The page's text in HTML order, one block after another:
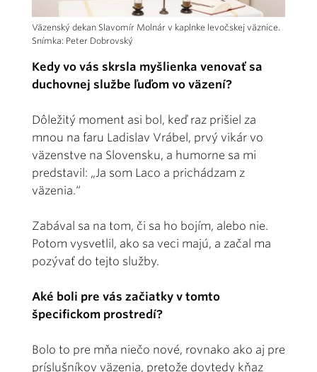
Väzenský dekan Slavomír Molnár v kaplnke levočskej väznice.
Snímka: Peter Dobrovský
Kedy vo vás skrsla myšlienka venovať sa
duchovnej službe ľuďom vo väzení?
Dôležitý moment asi bol, keď raz prišiel za
mnou na faru Ladislav Vrábel, prvý vikár vo
väzenstve na Slovensku, a humorne sa mi
predstavil: „Ja som Laco a prichádzam z
väzenia.“
Zabával sa na tom, či sa ho bojím, alebo nie.
Potom vysvetlil, ako sa veci majú, a začal ma
pozývať do tejto služby.
Aké boli pre vás začiatky v tomto
špecifickom prostredí?
Bolo to pre mňa niečo nové, rovnako ako aj pre
príslušníkov väzenia, pretože dovtedy kňaz